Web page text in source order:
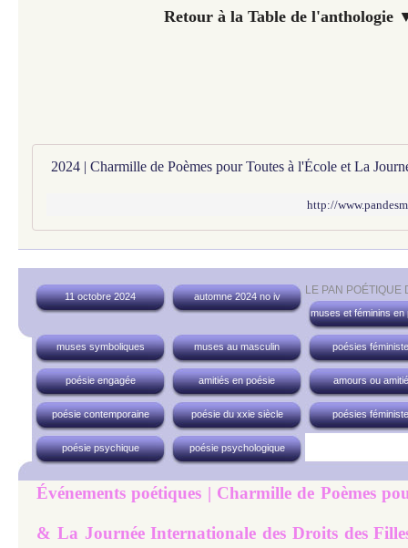
Retour à la Table de l'anthologie
http://
LE PAN POÉTIQUE
11 octobre 2024
automne 2024 no iv
muses et féminins en
muses symboliques muses au masculin poésies
poésie engagée amitiés en poésie amours ou
poésie contemporaine poésie du xxie siècle poésies
poésie psychique poésie psychologique
Événements poétiques | Charmille de Poèmes
& La Journée Internationale des Droits des